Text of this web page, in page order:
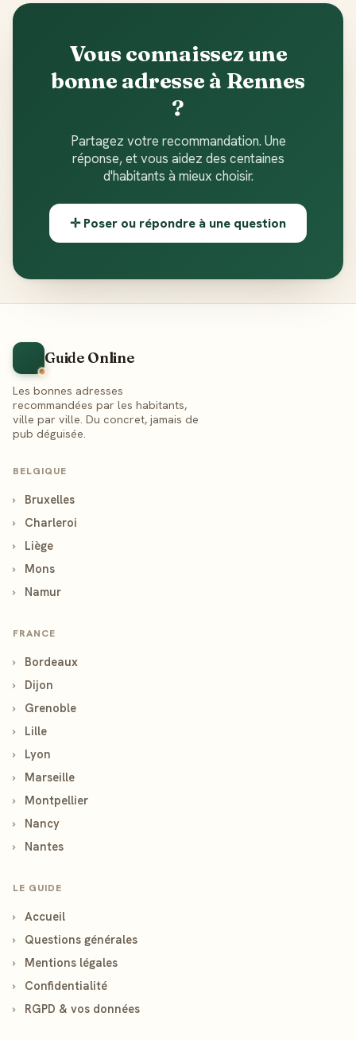
Vous connaissez une
bonne adresse à Rennes
?
Partagez votre recommandation. Une
réponse, et vous aidez des centaines
d'habitants à mieux choisir.
✛ Poser ou répondre à une question
Guide Online
Les bonnes adresses
recommandées par les habitants,
ville par ville. Du concret, jamais de
pub déguisée.
BELGIQUE
›
Bruxelles
›
Charleroi
›
Liège
›
Mons
›
Namur
FRANCE
›
Bordeaux
›
Dijon
›
Grenoble
›
Lille
›
Lyon
›
Marseille
›
Montpellier
›
Nancy
›
Nantes
LE GUIDE
›
Accueil
›
Questions générales
›
Mentions légales
›
Confidentialité
›
RGPD & vos données